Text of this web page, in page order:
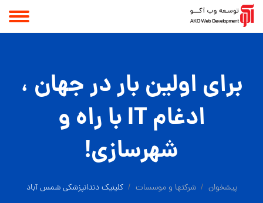
برای اولین بار در جهان ،
ادغام IT با راه و
شهرسازی!
پیشخوان شرکتها و موسسات کلینیک دندانپزشکی شمس آباد